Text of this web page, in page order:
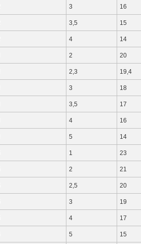
3 16
3,5 15
4 14
2 20
2,3 19,4
3 18
3,5 17
4 16
5 14
1 23
2 21
2,5 20
3 19
4 17
5 15